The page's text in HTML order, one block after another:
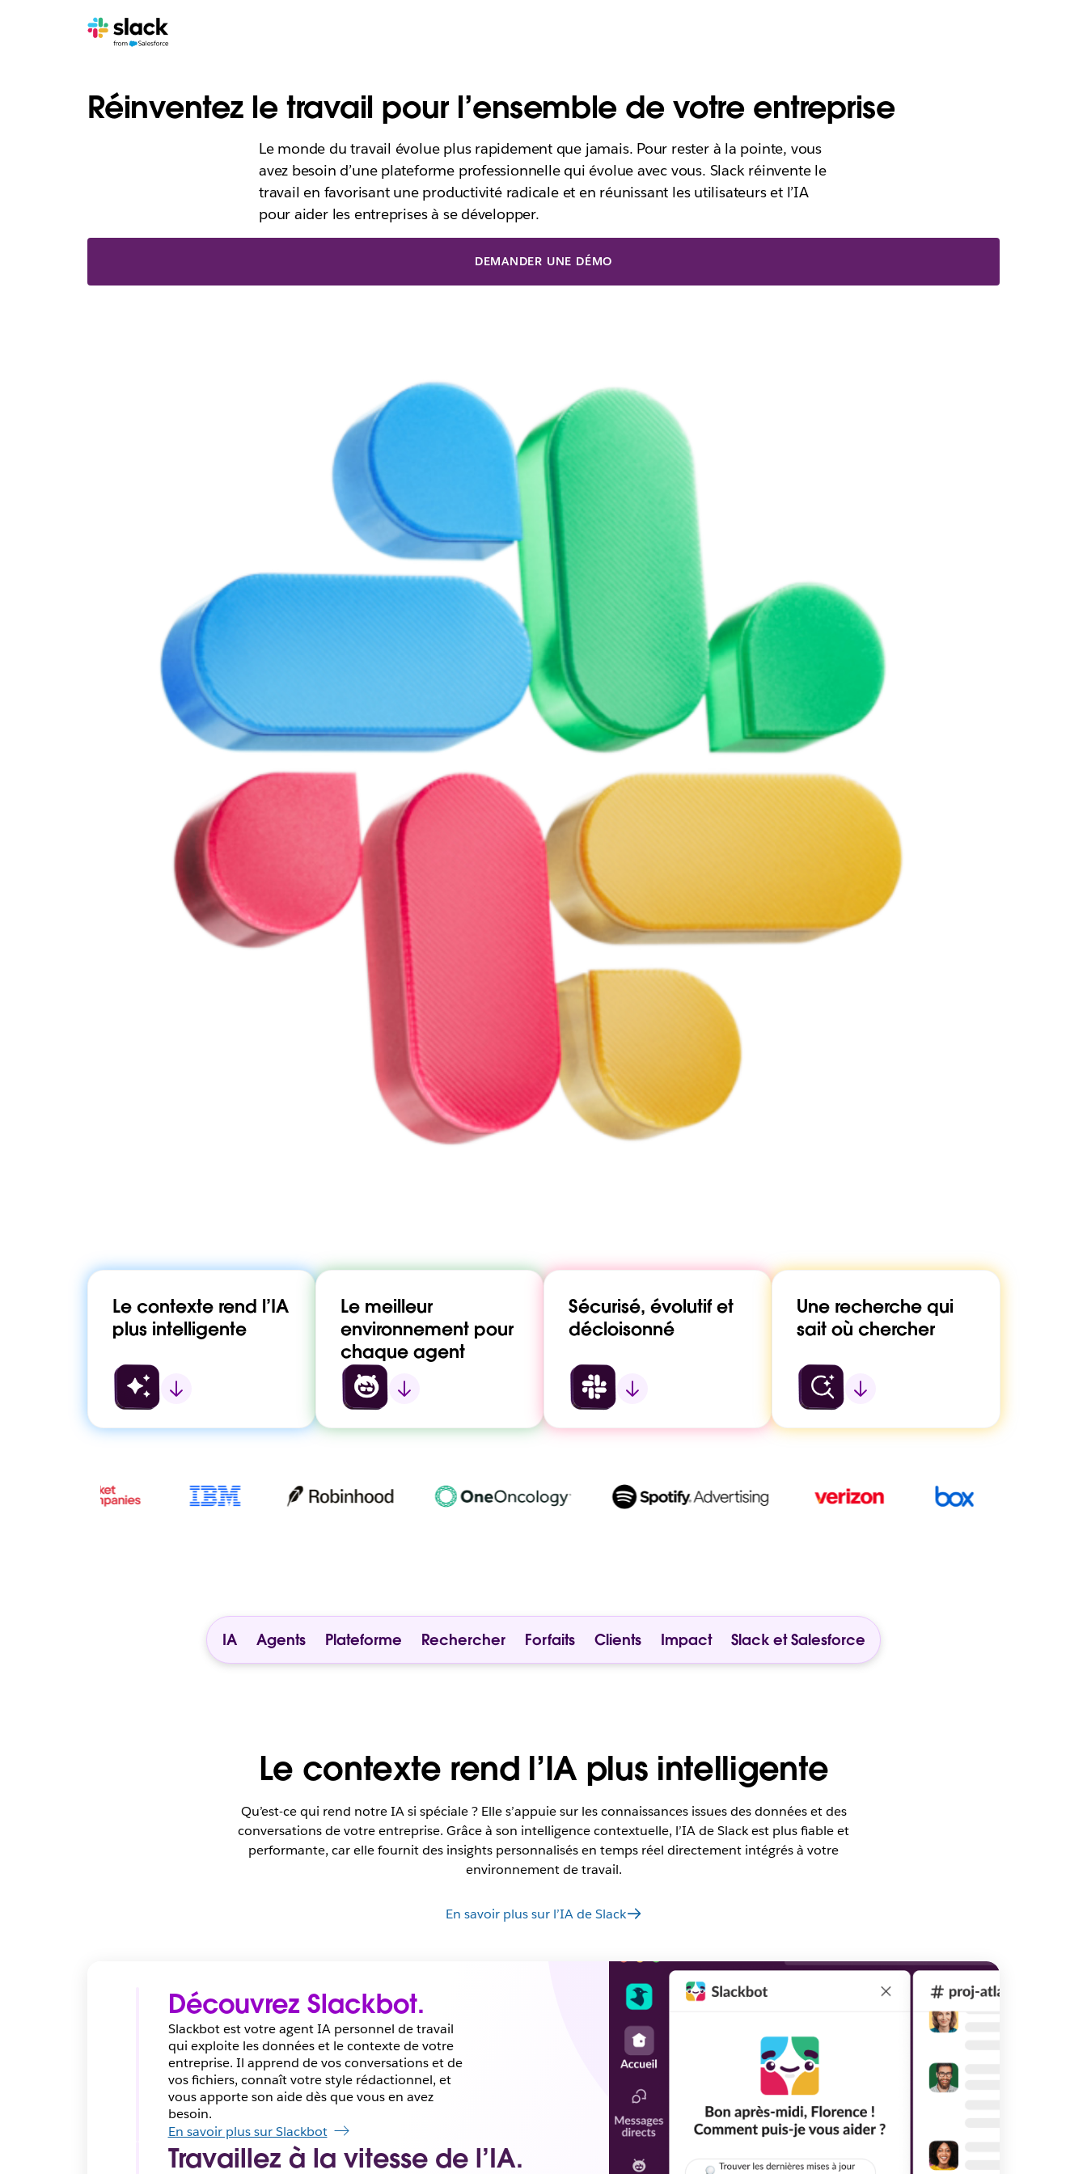
Réinventez le travail pour l’ensemble de votre entreprise
Le monde du travail évolue plus rapidement que jamais. Pour rester à la pointe, vous
avez besoin d’une plateforme professionnelle qui évolue avec vous. Slack réinvente le
travail en favorisant une productivité radicale et en réunissant les utilisateurs et l’IA
pour aider les entreprises à se développer.
DEMANDER UNE DÉMO
Le contexte rend l’IA
plus intelligente
Le meilleur
environnement pour
chaque agent
Sécurisé, évolutif et
décloisonné
Une recherche qui
sait où chercher
IA Agents Plateforme Rechercher Forfaits Clients Impact Slack et Salesforce
Le contexte rend l’IA plus intelligente
Qu’est-ce qui rend notre IA si spéciale ? Elle s’appuie sur les connaissances issues des données et des
conversations de votre entreprise. Grâce à son intelligence contextuelle, l’IA de Slack est plus fiable et
performante, car elle fournit des insights personnalisés en temps réel directement intégrés à votre
environnement de travail.
En savoir plus sur l’IA de Slack
Découvrez Slackbot.
Slackbot est votre agent IA personnel de travail
qui exploite les données et le contexte de votre
entreprise. Il apprend de vos conversations et de
vos fichiers, connaît votre style rédactionnel, et
vous apporte son aide dès que vous en avez
besoin.
En savoir plus sur Slackbot
Travaillez à la vitesse de l’IA.